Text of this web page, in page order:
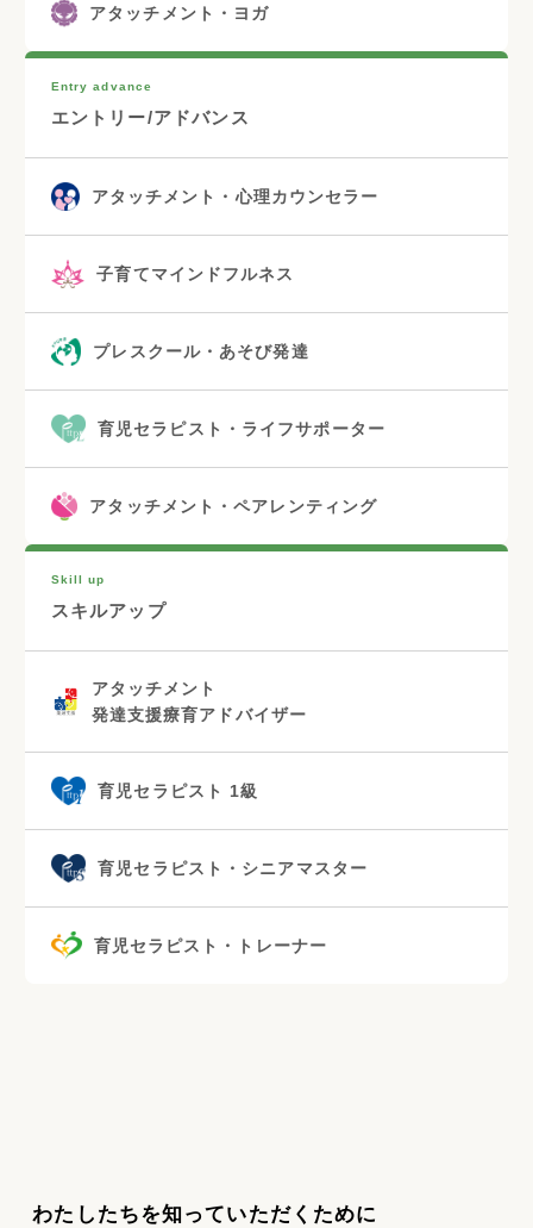
アタッチメント・ヨガ
Entry advance
エントリー/アドバンス
アタッチメント・心理カウンセラー
子育てマインドフルネス
プレスクール・あそび発達
育児セラピスト・ライフサポーター
アタッチメント・ペアレンティング
Skill up
スキルアップ
アタッチメント
発達支援療育アドバイザー
育児セラピスト 1級
育児セラピスト・シニアマスター
育児セラピスト・トレーナー
わたしたちを知っていただくために